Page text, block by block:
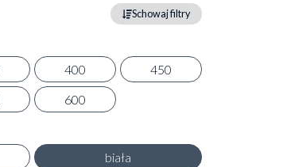
Schowaj filtry
400
450
600
biała